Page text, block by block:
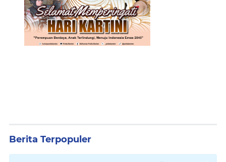
Berita Terpopuler